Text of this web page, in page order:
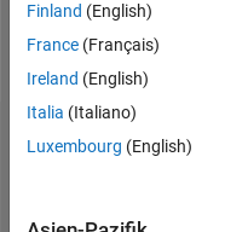
Computer
Vision,
Machine
GPU
programming,
Interfacing
Mehr
anzeigen
Abzeichen
Finland (English)
France (Français)
Ireland (English)
Italia (Italiano)
Luxembourg (English)